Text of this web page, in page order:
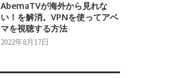
AbemaTVが海外から見れな
い！を解消。VPNを使ってアベ
マを視聴する方法
2022年8月17日